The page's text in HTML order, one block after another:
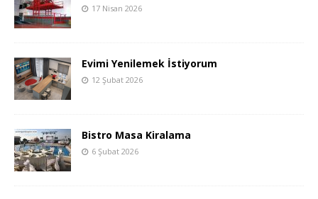
17 Nisan 2026
Evimi Yenilemek İstiyorum
12 Şubat 2026
Bistro Masa Kiralama
6 Şubat 2026